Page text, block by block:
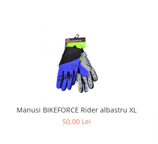
Manusi BIKEFORCE Rider albastru XL
50,00 Lei